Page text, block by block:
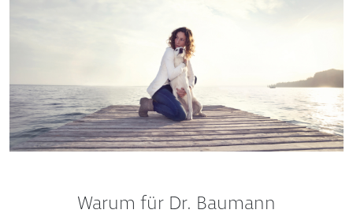
SkinIdent tierfreundliche Produkte,